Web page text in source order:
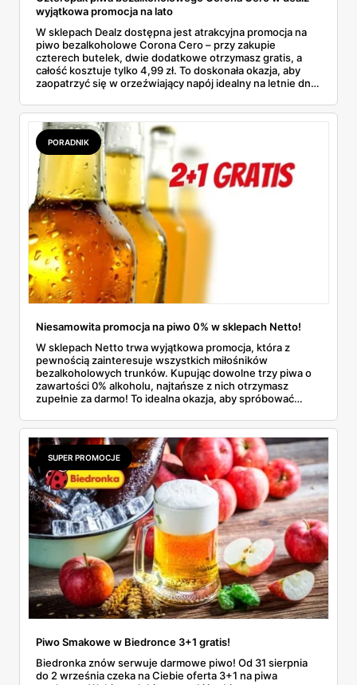
wyjątkowa promocja na lato
W sklepach Dealz dostępna jest atrakcyjna promocja na
piwo bezalkoholowe Corona Cero – przy zakupie
czterech butelek, dwie dodatkowe otrzymasz gratis, a
całość kosztuje tylko 4,99 zł. To doskonała okazja, aby
zaopatrzyć się w orzeźwiający napój idealny na letnie dni,
PORADNIK
Niesamowita promocja na piwo 0% w sklepach Netto!
W sklepach Netto trwa wyjątkowa promocja, która z
pewnością zainteresuje wszystkich miłośników
bezalkoholowych trunków. Kupując dowolne trzy piwa o
zawartości 0% alkoholu, najtańsze z nich otrzymasz
zupełnie za darmo! To idealna okazja, aby spróbować
obciążając zbytnio portfela.
SUPER PROMOCJE
Piwo Smakowe w Biedronce 3+1 gratis!
Biedronka znów serwuje darmowe piwo! Od 31 sierpnia
do 2 września czeka na Ciebie oferta 3+1 na piwa